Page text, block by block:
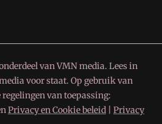
van VMN media. Lees in
voor staat. Op gebruik van
van toepassing:
Privacy en Cookie beleid
Privacy